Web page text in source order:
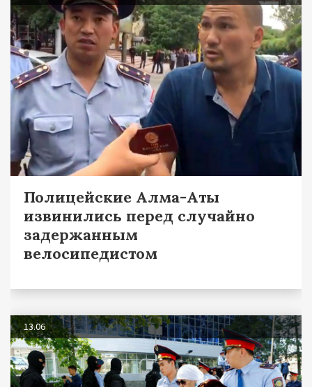
Полицейские Алма-Аты
извинились перед случайно
задержанным
велосипедистом
13.06